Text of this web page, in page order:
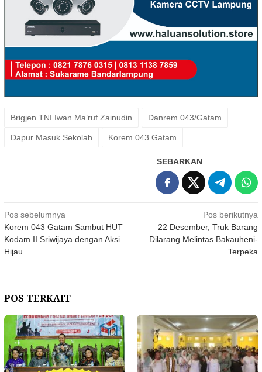
Brigjen TNI Iwan Ma’ruf Zainudin Danrem 043/Gatam
Dapur Masuk Sekolah Korem 043 Gatam
SEBARKAN
Navigasi
pos
Pos sebelumnya
Korem 043 Gatam Sambut HUT
Kodam II Sriwijaya dengan Aksi
Hijau
Pos berikutnya
22 Desember, Truk Barang
Dilarang Melintas Bakauheni-
Terpeka
POS TERKAIT